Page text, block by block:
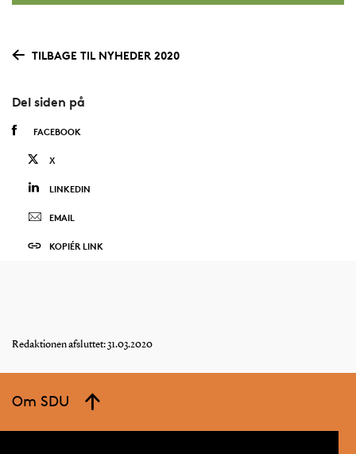
TILBAGE TIL NYHEDER 2020
Del siden på
FACEBOOK
X
LINKEDIN
EMAIL
KOPIÉR LINK
Redaktionen afsluttet: 31.03.2020
Om SDU